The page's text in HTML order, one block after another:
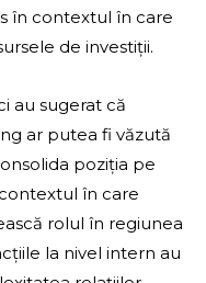
în contextul în care
de investiții.
au sugerat că
ar putea fi văzută
poziția pe
în care
rolul în regiunea
la nivel intern au